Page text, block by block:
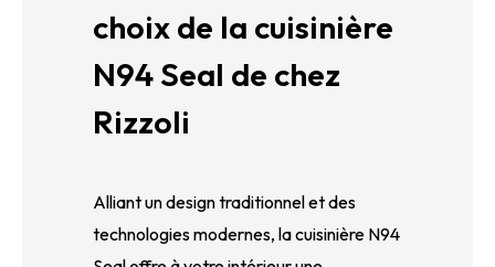
choix de la cuisinière
N94 Seal de chez
Rizzoli
Alliant un design traditionnel et des
technologies modernes, la cuisinière N94